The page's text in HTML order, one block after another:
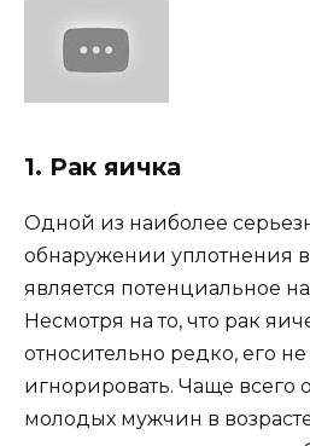
1. Рак яичка
Одной из наиболее
обнаружении уплотнения
является потенциальное
Несмотря на то, что рак
относительно редко, его не
игнорировать. Чаще всего
молодых мужчин в возрасте